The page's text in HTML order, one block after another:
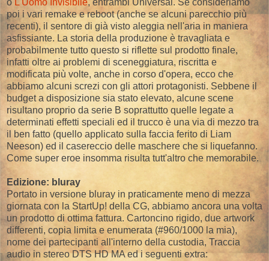
poi i vari remake e reboot (anche se alcuni parecchio più
recenti), il sentore di già visto aleggia nell'aria in maniera
asfissiante. La storia della produzione è travagliata e
probabilmente tutto questo si riflette sul prodotto finale,
infatti oltre ai problemi di sceneggiatura, riscritta e
modificata più volte, anche in corso d'opera, ecco che
abbiamo alcuni screzi con gli attori protagonisti. Sebbene il
budget a disposizione sia stato elevato, alcune scene
risultano proprio da serie B soprattutto quelle legate a
determinati effetti speciali ed il trucco è una via di mezzo tra
il ben fatto (quello applicato sulla faccia ferito di Liam
Neeson) ed il casereccio delle maschere che si liquefanno.
Come super eroe insomma risulta tutt'altro che memorabile.
Edizione: bluray
Portato in versione bluray in praticamente meno di mezza
giornata con la StartUp! della CG, abbiamo ancora una volta
un prodotto di ottima fattura. Cartoncino rigido, due artwork
differenti, copia limita e enumerata (#960/1000 la mia),
nome dei partecipanti all'interno della custodia, Traccia
audio in stereo DTS HD MA ed i seguenti extra: